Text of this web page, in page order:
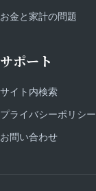
お金と家計の問題
サポート
サイト内検索
プライバシーポリシー
お問い合わせ